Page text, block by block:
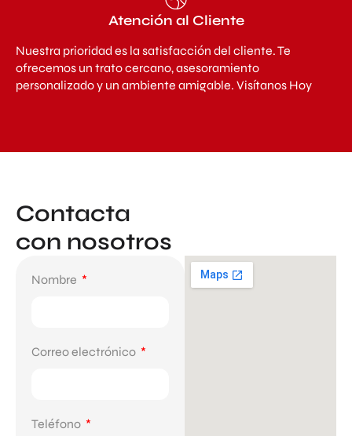
Atención al Cliente
Nuestra prioridad es la satisfacción del cliente. Te
ofrecemos un trato cercano, asesoramiento
personalizado y un ambiente amigable. Visítanos Hoy
Contacta
con nosotros
Nombre
Correo electrónico
Teléfono